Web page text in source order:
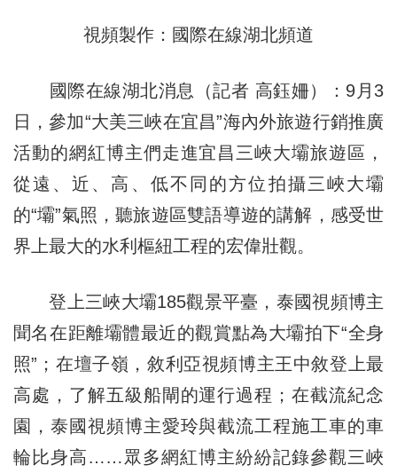
視頻製作：國際在線湖北頻道
國際在線湖北消息（記者 高鈺姍）：9月3
日，參加“大美三峽在宜昌”海內外旅遊行銷推廣
活動的網紅博主們走進宜昌三峽大壩旅遊區，
從遠、近、高、低不同的方位拍攝三峽大壩
的“壩”氣照，聽旅遊區雙語導遊的講解，感受世
界上最大的水利樞紐工程的宏偉壯觀。
登上三峽大壩185觀景平臺，泰國視頻博主
聞名在距離壩體最近的觀賞點為大壩拍下“全身
照”；在壇子嶺，敘利亞視頻博主王中敘登上最
高處，了解五級船閘的運行過程；在截流紀念
園，泰國視頻博主愛玲與截流工程施工車的車
輪比身高……眾多網紅博主紛紛記錄參觀三峽